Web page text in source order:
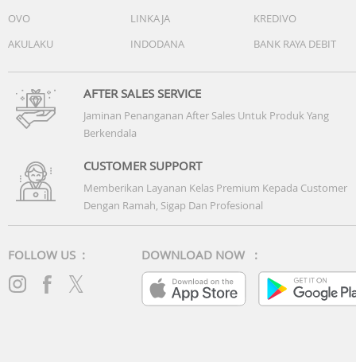
OVO
LINKAJA
KREDIVO
AKULAKU
INDODANA BANK RAYA DEBIT
AFTER SALES SERVICE
Jaminan Penanganan After Sales Untuk Produk Yang
Berkendala
CUSTOMER SUPPORT
Memberikan Layanan Kelas Premium Kepada Customer
Dengan Ramah, Sigap Dan Profesional
FOLLOW US : DOWNLOAD NOW :